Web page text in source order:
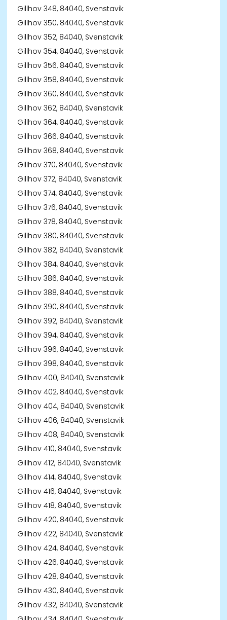
Gillhov 348, 84040, Svenstavik
Gillhov 350, 84040, Svenstavik
Gillhov 352, 84040, Svenstavik
Gillhov 354, 84040, Svenstavik
Gillhov 356, 84040, Svenstavik
Gillhov 358, 84040, Svenstavik
Gillhov 360, 84040, Svenstavik
Gillhov 362, 84040, Svenstavik
Gillhov 364, 84040, Svenstavik
Gillhov 366, 84040, Svenstavik
Gillhov 368, 84040, Svenstavik
Gillhov 370, 84040, Svenstavik
Gillhov 372, 84040, Svenstavik
Gillhov 374, 84040, Svenstavik
Gillhov 376, 84040, Svenstavik
Gillhov 378, 84040, Svenstavik
Gillhov 380, 84040, Svenstavik
Gillhov 382, 84040, Svenstavik
Gillhov 384, 84040, Svenstavik
Gillhov 386, 84040, Svenstavik
Gillhov 388, 84040, Svenstavik
Gillhov 390, 84040, Svenstavik
Gillhov 392, 84040, Svenstavik
Gillhov 394, 84040, Svenstavik
Gillhov 396, 84040, Svenstavik
Gillhov 398, 84040, Svenstavik
Gillhov 400, 84040, Svenstavik
Gillhov 402, 84040, Svenstavik
Gillhov 404, 84040, Svenstavik
Gillhov 406, 84040, Svenstavik
Gillhov 408, 84040, Svenstavik
Gillhov 410, 84040, Svenstavik
Gillhov 412, 84040, Svenstavik
Gillhov 414, 84040, Svenstavik
Gillhov 416, 84040, Svenstavik
Gillhov 418, 84040, Svenstavik
Gillhov 420, 84040, Svenstavik
Gillhov 422, 84040, Svenstavik
Gillhov 424, 84040, Svenstavik
Gillhov 426, 84040, Svenstavik
Gillhov 428, 84040, Svenstavik
Gillhov 430, 84040, Svenstavik
Gillhov 432, 84040, Svenstavik